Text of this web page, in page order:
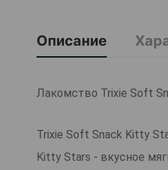
Описание
Лакомство Trixie Soft
Trixie Soft Snack Kitty
Kitty Stars - вкусное